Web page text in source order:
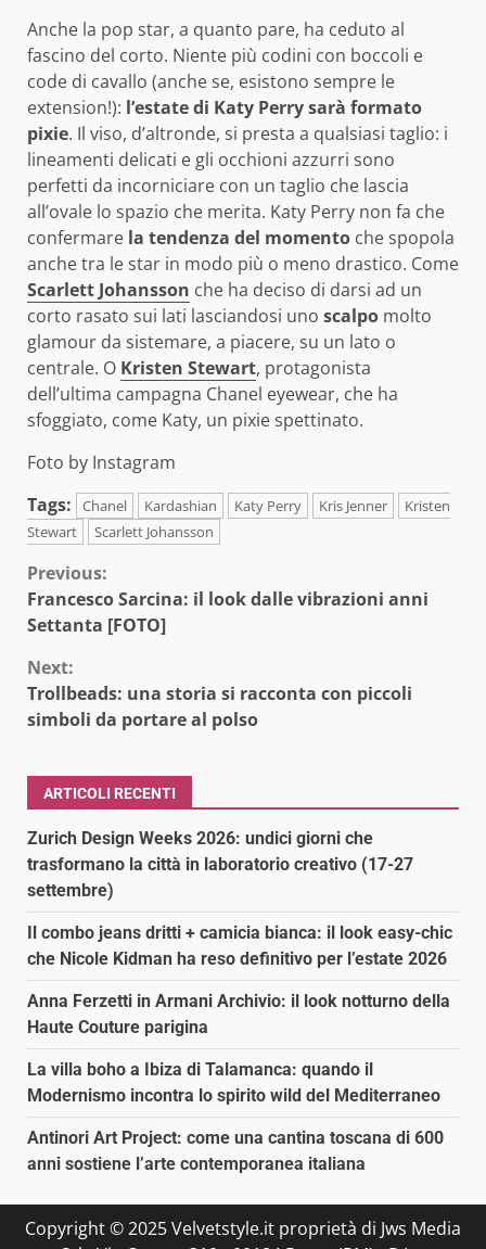
Anche la pop star, a quanto pare, ha ceduto al
fascino del corto. Niente più codini con boccoli e
code di cavallo (anche se, esistono sempre le
extension!): l’estate di Katy Perry sarà formato
pixie. Il viso, d’altronde, si presta a qualsiasi taglio: i
lineamenti delicati e gli occhioni azzurri sono
perfetti da incorniciare con un taglio che lascia
all’ovale lo spazio che merita. Katy Perry non fa che
confermare la tendenza del momento che spopola
anche tra le star in modo più o meno drastico. Come
Scarlett Johansson che ha deciso di darsi ad un
corto rasato sui lati lasciandosi uno scalpo molto
glamour da sistemare, a piacere, su un lato o
centrale. O Kristen Stewart, protagonista
dell’ultima campagna Chanel eyewear, che ha
sfoggiato, come Katy, un pixie spettinato.
Foto by Instagram
Tags:
Chanel Kardashian Katy Perry Kris Jenner
Kristen
Stewart
Scarlett Johansson
Continue
Reading
Previous:
Francesco Sarcina: il look dalle vibrazioni anni
Settanta [FOTO]
Next:
Trollbeads: una storia si racconta con piccoli
simboli da portare al polso
ARTICOLI RECENTI
Zurich Design Weeks 2026: undici giorni che
trasformano la città in laboratorio creativo (17-27
settembre)
Il combo jeans dritti + camicia bianca: il look easy-chic
che Nicole Kidman ha reso definitivo per l’estate 2026
Anna Ferzetti in Armani Archivio: il look notturno della
Haute Couture parigina
La villa boho a Ibiza di Talamanca: quando il
Modernismo incontra lo spirito wild del Mediterraneo
Antinori Art Project: come una cantina toscana di 600
anni sostiene l’arte contemporanea italiana
Copyright © 2025 Velvetstyle.it proprietà di Jws Media